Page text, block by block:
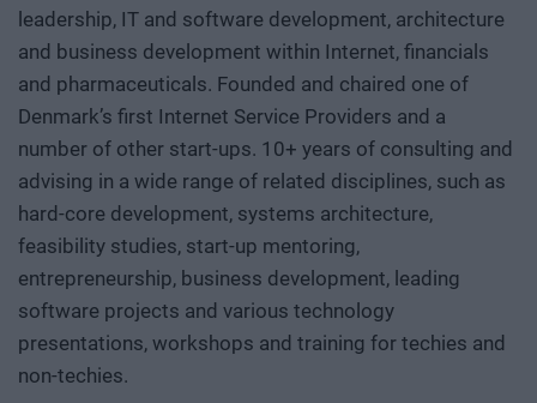
leadership, IT and software development, architecture
and business development within Internet, financials
and pharmaceuticals. Founded and chaired one of
Denmark’s first Internet Service Providers and a
number of other start-ups. 10+ years of consulting and
advising in a wide range of related disciplines, such as
hard-core development, systems architecture,
feasibility studies, start-up mentoring,
entrepreneurship, business development, leading
software projects and various technology
presentations, workshops and training for techies and
non-techies.